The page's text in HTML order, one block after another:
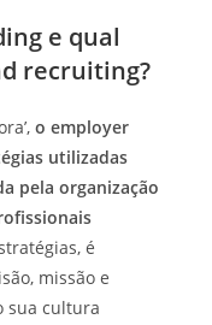
e qual
recruiting?
o employer
utilizadas
pela organização
, é
missão e
sua cultura